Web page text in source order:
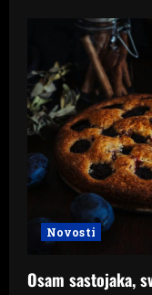
Novosti
Osam sastojaka,